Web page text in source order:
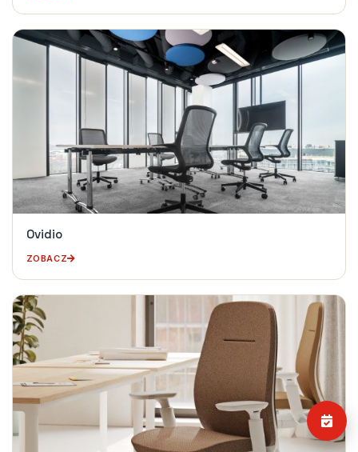
Ovidio
ZOBACZ